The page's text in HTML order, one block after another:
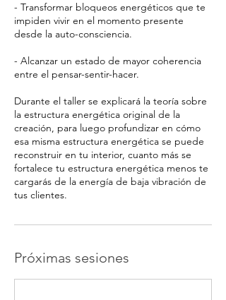
- Transformar bloqueos energéticos que te
impiden vivir en el momento presente
desde la auto-consciencia.
- Alcanzar un estado de mayor coherencia
entre el pensar-sentir-hacer.
​Durante el taller se explicará la teoría sobre
la estructura energética original de la
creación, para luego profundizar en cómo
esa misma estructura energética se puede
reconstruir en tu interior, cuanto más se
fortalece tu estructura energética menos te
cargarás de la energía de baja vibración de
Próximas sesiones